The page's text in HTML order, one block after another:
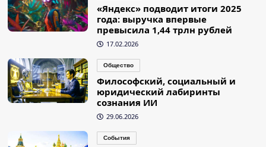
«Яндекс» подводит итоги 2025
года: выручка впервые
превысила 1,44 трлн рублей
17.02.2026
Общество
Философский, социальный и
юридический лабиринты
сознания ИИ
29.06.2026
События